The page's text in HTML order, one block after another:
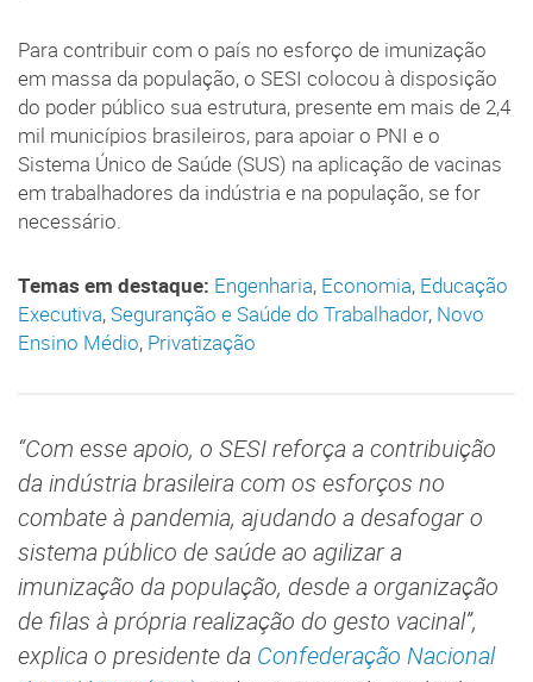
Para contribuir com o país no esforço de imunização
em massa da população, o SESI colocou à disposição
do poder público sua estrutura, presente em mais de 2,4
mil municípios brasileiros, para apoiar o PNI e o
Sistema Único de Saúde (SUS) na aplicação de vacinas
em trabalhadores da indústria e na população, se for
necessário.
Temas em destaque: Engenharia, Economia, Educação
Executiva,Seguranção e Saúde do Trabalhador, Novo
Ensino Médio, Privatização
“Com esse apoio, o SESI reforça a contribuição
da indústria brasileira com os esforços no
combate à pandemia, ajudando a desafogar o
sistema público de saúde ao agilizar a
imunização da população, desde a organização
de filas à própria realização do gesto vacinal”,
explica o presidente da Confederação Nacional